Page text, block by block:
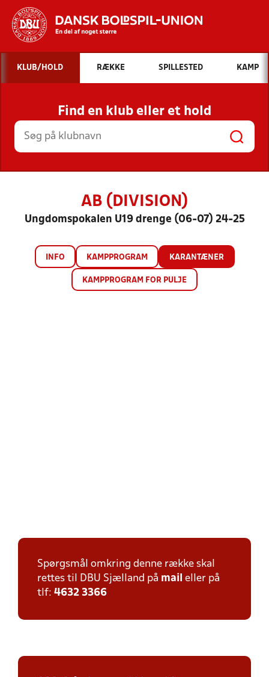
Hvad vil du søge efter?
INDHOLD OG NYHEDER
STILLINGER, RESULTATER, KLUBBER OG
HOLD
KLUB/HOLD RÆKKE SPILLESTED KAMP
Find en klub eller et hold
AB (DIVISION)
Ungdomspokalen U19 drenge (06-07) 24-25
INFO KAMPPROGRAM KARANTÆNER
KAMPPROGRAM FOR PULJE
Spørgsmål omkring denne række skal
rettes til DBU Sjælland på mail eller på
tlf: 4632 3366